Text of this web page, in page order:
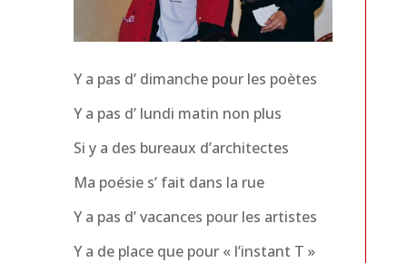
Y a pas d’ dimanche pour les poètes
Y a pas d’ lundi matin non plus
Si y a des bureaux d’architectes
Ma poésie s’ fait dans la rue
Y a pas d’ vacances pour les artistes
Y a de place que pour « l’instant T »